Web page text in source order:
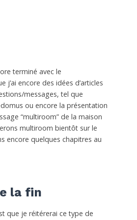
terminé avec le
j’ai encore des idées d’articles
messages, tel que
ou encore la présentation
“multiroom” de la maison
multiroom bientôt sur le
encore quelques chapitres au
la fin
que je réitérerai ce type de